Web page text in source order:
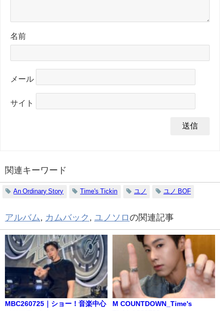
名前
メール
サイト
関連キーワード
An Ordinary Story Time's Tickin ユノ ユノ BOF
アルバム, カムバック , ユノソロの関連記事
MBC260725｜ショー！音楽中心
M COUNTDOWN_Time's